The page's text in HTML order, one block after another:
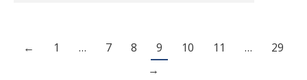
← 1 … 7 8 9 10 11 …
29
→